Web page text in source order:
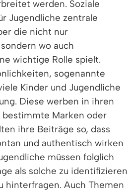
werden. Soziale
Jugendliche zentrale
die nicht nur
wo auch
wichtige Rolle spielt.
sogenannte
Kinder und Jugendliche
Diese werben in ihren
bestimmte Marken oder
ihre Beiträge so, dass
und authentisch wirken
müssen folglich
als solche zu identifizieren
hinterfragen. Auch Themen